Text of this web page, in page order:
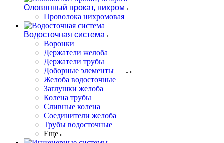
Оловянный прокат, нихром
Проволока нихромовая
Водосточная система
Воронки
Держатели желоба
Держатели трубы
Доборные элементы
Желоба водосточные
Заглушки желоба
Колена трубы
Сливные колена
Соединители желоба
Трубы водосточные
Еще